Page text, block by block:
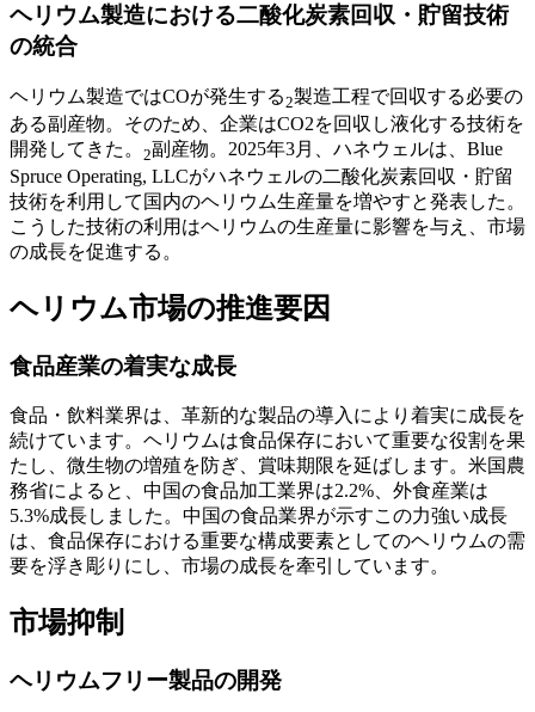
ヘリウム製造における二酸化炭素回収・貯留技術
の統合
ヘリウム製造ではCOが発生する2製造工程で回収する必要の
ある副産物。そのため、企業はCO2を回収し液化する技術を
開発してきた。 2副産物。2025年3月、ハネウェルは、Blue
Spruce Operating, LLCがハネウェルの二酸化炭素回収・貯留
技術を利用して国内のヘリウム生産量を増やすと発表した。
こうした技術の利用はヘリウムの生産量に影響を与え、市場
の成長を促進する。
ヘリウム市場の推進要因
食品産業の着実な成長
食品・飲料業界は、革新的な製品の導入により着実に成長を
続けています。ヘリウムは食品保存において重要な役割を果
たし、微生物の増殖を防ぎ、賞味期限を延ばします。米国農
務省によると、中国の食品加工業界は2.2%、外食産業は
5.3%成長しました。中国の食品業界が示すこの力強い成長
は、食品保存における重要な構成要素としてのヘリウムの需
要を浮き彫りにし、市場の成長を牽引しています。
市場抑制
ヘリウムフリー製品の開発